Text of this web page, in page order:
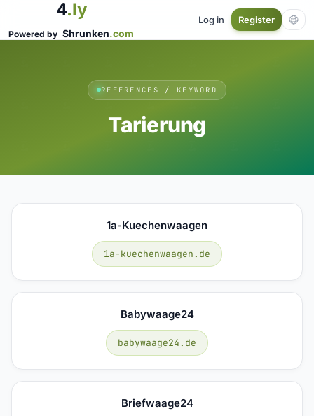
4.ly
Powered by Shrunken.com
Log in Register
REFERENCES / KEYWORD
Tarierung
1a-Kuechenwaagen
1a-kuechenwaagen.de
Babywaage24
babywaage24.de
Briefwaage24